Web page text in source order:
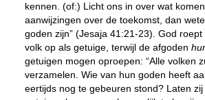
kennen. (of:) Licht ons in over wat
aanwijzingen over de toekomst, dan
goden zijn” (Jesaja 41:21-23). God
volk op als getuige, terwijl de afgoden
getuigen mogen oproepen: “Alle volken
verzamelen. Wie van hun goden heeft
eertijds nog te gebeuren stond? Laten